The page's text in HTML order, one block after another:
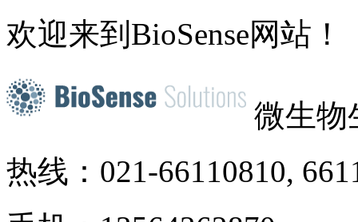
欢迎来到BioSense网站！
微生物
热线：021-66110810,